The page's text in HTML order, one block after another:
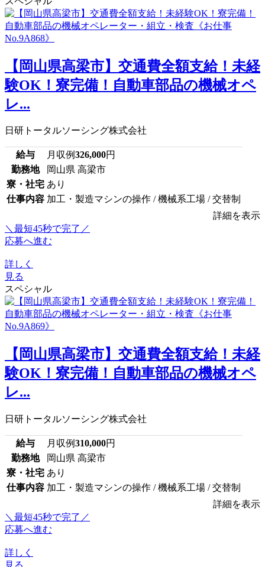
【岡山県高梁市】交通費全額支給！未経
験OK！寮完備！自動車部品の機械オペ
レ...
日研トータルソーシング株式会社
給与 月収例326,000円
勤務地
岡山県 高梁市
寮・社宅 あり
仕事内容 加工・製造マシンの操作 / 機械系工場 / 交替制
詳細を表示
＼最短45秒で完了／
応募へ進む
詳しく
見る
スペシャル
【岡山県高梁市】交通費全額支給！未経
験OK！寮完備！自動車部品の機械オペ
レ...
日研トータルソーシング株式会社
給与 月収例310,000円
勤務地
岡山県 高梁市
寮・社宅 あり
仕事内容 加工・製造マシンの操作 / 機械系工場 / 交替制
詳細を表示
＼最短45秒で完了／
応募へ進む
詳しく